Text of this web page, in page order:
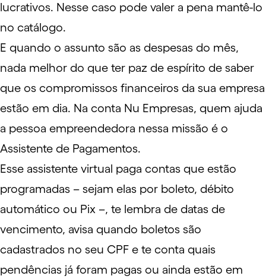
lucrativos. Nesse caso pode valer a pena mantê-lo
no catálogo.
E quando o assunto são as despesas do mês,
nada melhor do que ter paz de espírito de saber
que os compromissos financeiros da sua empresa
estão em dia. Na conta Nu Empresas, quem ajuda
a pessoa empreendedora nessa missão é o
Assistente de Pagamentos.
Esse assistente virtual paga contas que estão
programadas – sejam elas por boleto, débito
automático ou Pix –, te lembra de datas de
vencimento, avisa quando boletos são
cadastrados no seu CPF e te conta quais
pendências já foram pagas ou ainda estão em